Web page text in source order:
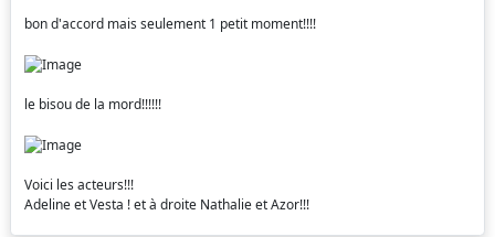
bon d'accord mais seulement 1 petit moment!!!!
le bisou de la mord!!!!!!
Voici les acteurs!!!
Adeline et Vesta ! et à droite Nathalie et Azor!!!